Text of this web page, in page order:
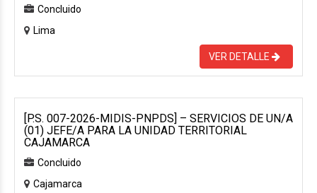
Concluido
Lima
VER DETALLE
[P.S. 007-2026-MIDIS-PNPDS] – SERVICIOS DE UN/A
(01) JEFE/A PARA LA UNIDAD TERRITORIAL
CAJAMARCA
Concluido
Cajamarca